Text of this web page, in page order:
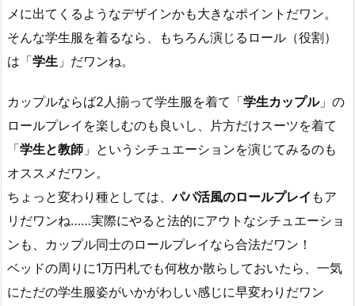
メに出てくるようなデザインかも大きなポイントだワン。
そんな学生服を着るなら、もちろん演じるロール（役割）
は「学生 」だワンね。
カップルならば2人揃って学生服を着て「学生カップル」の
ロールプレイを楽しむのも良いし、片方だけスーツを着て
「学生と教師 」というシチュエーションを演じてみるのも
オススメだワン。
ちょっと変わり種としては、パパ活風のロールプレイ もア
リだワンね……実際にやると法的にアウトなシチュエーショ
ンも、カップル同士のロールプレイなら合法だワン！
ベッドの周りに1万円札でも何枚か散らしておいたら、一気
にただの学生服姿がいかがわしい感じに早変わりだワン